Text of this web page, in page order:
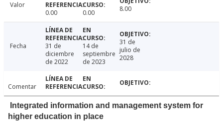
Valor
0.00
0.00 8.00
Fecha
31 de
diciembre
de 2022
14 de
septiembre
de 2023
31 de
julio de
2028
Comentar
Integrated information and management system for
higher education in place